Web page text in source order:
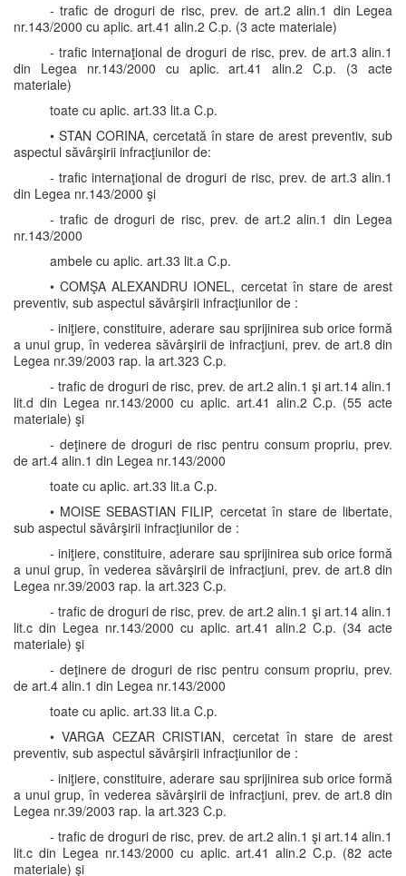
- trafic de droguri de risc, prev. de art.2 alin.1 din Legea
nr.143/2000 cu aplic. art.41 alin.2 C.p. (3 acte materiale)
- trafic internaţional de droguri de risc, prev. de art.3 alin.1
din Legea nr.143/2000 cu aplic. art.41 alin.2 C.p. (3 acte
materiale)
toate cu aplic. art.33 lit.a C.p.
• STAN CORINA, cercetată în stare de arest preventiv, sub
aspectul săvârşirii infracţiunilor de:
- trafic internaţional de droguri de risc, prev. de art.3 alin.1
din Legea nr.143/2000 şi
- trafic de droguri de risc, prev. de art.2 alin.1 din Legea
nr.143/2000
ambele cu aplic. art.33 lit.a C.p.
• COMŞA ALEXANDRU IONEL, cercetat în stare de arest
preventiv, sub aspectul săvârşirii infracţiunilor de :
- iniţiere, constituire, aderare sau sprijinirea sub orice formă
a unui grup, în vederea săvârşirii de infracţiuni, prev. de art.8 din
Legea nr.39/2003 rap. la art.323 C.p.
- trafic de droguri de risc, prev. de art.2 alin.1 şi art.14 alin.1
lit.d din Legea nr.143/2000 cu aplic. art.41 alin.2 C.p. (55 acte
materiale) şi
- deţinere de droguri de risc pentru consum propriu, prev.
de art.4 alin.1 din Legea nr.143/2000
toate cu aplic. art.33 lit.a C.p.
• MOISE SEBASTIAN FILIP, cercetat în stare de libertate,
sub aspectul săvârşirii infracţiunilor de :
- iniţiere, constituire, aderare sau sprijinirea sub orice formă
a unui grup, în vederea săvârşirii de infracţiuni, prev. de art.8 din
Legea nr.39/2003 rap. la art.323 C.p.
- trafic de droguri de risc, prev. de art.2 alin.1 şi art.14 alin.1
lit.c din Legea nr.143/2000 cu aplic. art.41 alin.2 C.p. (34 acte
materiale) şi
- deţinere de droguri de risc pentru consum propriu, prev.
de art.4 alin.1 din Legea nr.143/2000
toate cu aplic. art.33 lit.a C.p.
• VARGA CEZAR CRISTIAN, cercetat în stare de arest
preventiv, sub aspectul săvârşirii infracţiunilor de :
- iniţiere, constituire, aderare sau sprijinirea sub orice formă
a unui grup, în vederea săvârşirii de infracţiuni, prev. de art.8 din
Legea nr.39/2003 rap. la art.323 C.p.
- trafic de droguri de risc, prev. de art.2 alin.1 şi art.14 alin.1
lit.c din Legea nr.143/2000 cu aplic. art.41 alin.2 C.p. (82 acte
materiale) şi